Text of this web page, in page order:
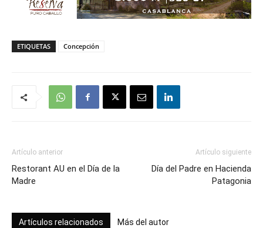
ETIQUETAS Concepción
Artículo anterior
Restorant AU en el Día de la
Madre
Artículo siguiente
Día del Padre en Hacienda
Patagonia
Artículos relacionados Más del autor